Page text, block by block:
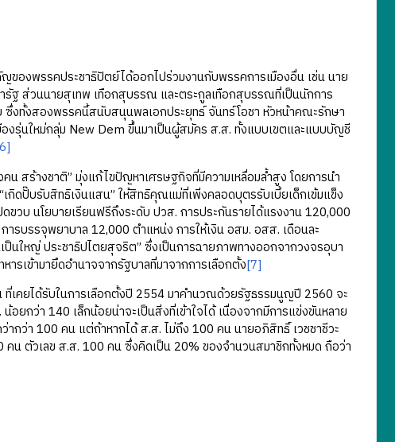
พรรคประชาธิปัตย์ได้ออกไปร่วมงานกับพรรคการเมืองอื่น เช่น นาย
ส่วนนายสุเทพ เทือกสุบรรณ และตระกูลเทือกสุบรรณที่เป็นนักการ
งทั้งสองพรรคนี้สนับสนุนพลเอกประยุทธ์ จันทร์โอชา หัวหน้าคณะรักษา
รุ่นใหม่กลุ่ม New Dem ขึ้นมาเป็นผู้สมัคร ส.ส. ทั้งแบบเขตและแบบบัญชี
ร้างชาติ” มุ่งแก้ไขปัญหาเศรษฐกิจที่มีความเหลื่อมล้ำสูง โดยการนำ
กิดปั๊บรับสิทธิเงินแสน” ให้สิทธิคุณแม่ที่เพิ่งคลอดบุตรรับเบี้ยเด็กเข้มแข็ง
วบ นโยบายเรียนฟรีถึงระดับ ปวส. การประกันรายได้แรงงาน 120,000
รบรรจุพยาบาล 12,000 ตำแหน่ง การให้เงิน อสม. อสส. เดือนละ
นใหญ่ ประชาธิปไตยสุจริต” ซึ่งเป็นการฉายภาพทางออกจากวงจรอุบา
ารเข้ามายึดอำนาจจากรัฐบาลที่มาจากการเลือกตั้ง[7]
คยได้รับในการเลือกตั้งปี 2554 มาคำนวณด้วยรัฐธรรมนูญปี 2560 จะ
กว่า 140 เล็กน้อยน่าจะเป็นสิ่งที่เข้าใจได้ เนื่องจากมีการแข่งขันหลาย
กว่า 100 คน แต่ถ้าหากได้ ส.ส. ไม่ถึง 100 คน นายอภิสิทธิ์ เวชชาชีวะ
คน ตัวเลข ส.ส. 100 คน ซึ่งคิดเป็น 20% ของจำนวนสมาชิกทั้งหมด ถือว่า